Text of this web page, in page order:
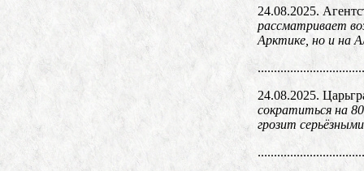
24.08.2025.
рассматривает
Арктике, но и на
24.08.2025.
сократиться на
грозит